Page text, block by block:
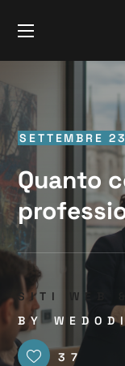
SETTEMBRE
Quanto
SITI WEB
BY
37